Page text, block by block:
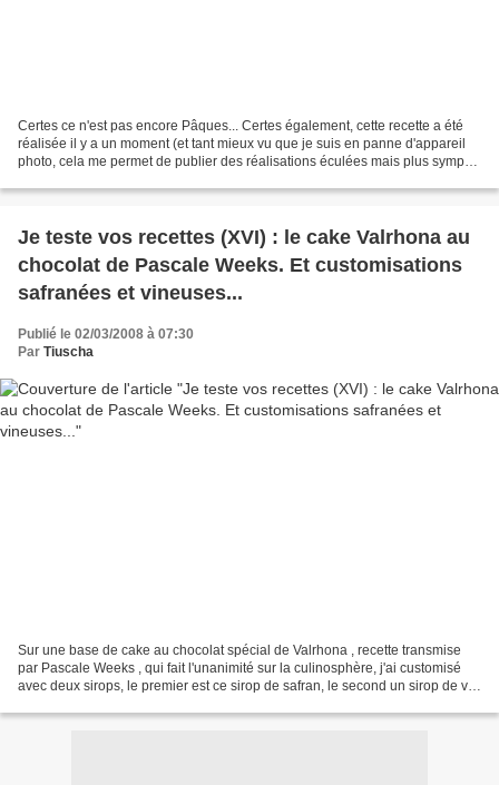
Certes ce n'est pas encore Pâques... Certes également, cette recette a été
réalisée il y a un moment (et tant mieux vu que je suis en panne d'appareil
photo, cela me permet de publier des réalisations éculées mais plus sympas
Je teste vos recettes (XVI) : le cake Valrhona au
chocolat de Pascale Weeks. Et customisations
safranées et vineuses...
Publié le 02/03/2008 à 07:30
Par Tiuscha
Sur une base de cake au chocolat spécial de Valrhona , recette transmise
par Pascale Weeks , qui fait l'unanimité sur la culinosphère, j'ai customisé
avec deux sirops, le premier est ce sirop de safran, le second un sirop de vin